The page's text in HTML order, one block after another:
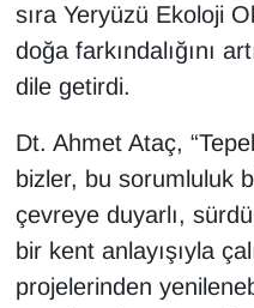
sıra Yeryüzü Ekoloji
doğa farkındalığını
dile getirdi.
Dt. Ahmet Ataç,
bizler, bu sorumluluk
çevreye duyarlı,
bir kent anlayışıyla
projelerinden